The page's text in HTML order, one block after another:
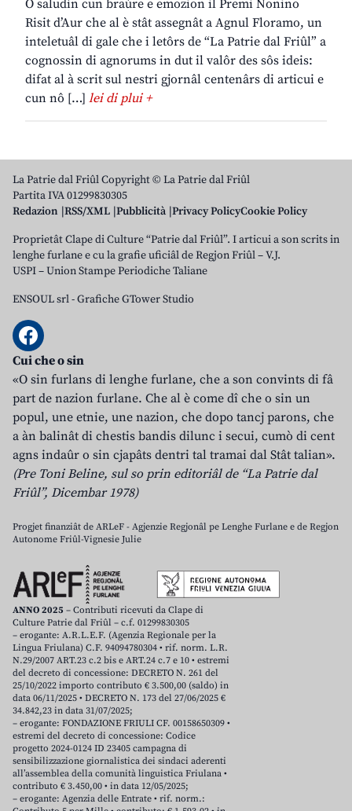
O saludìn cun braùre e emozion il Premi Nonino
Risit d’Aur che al è stât assegnât a Agnul Floramo, un
inteletuâl di gale che i letôrs de “La Patrie dal Friûl” a
cognossin di agnorums in dut il valôr des sôs ideis:
difat al à scrit sul nestri gjornâl centenârs di articui e
cun nô […] lei di plui +
La Patrie dal Friûl Copyright © La Patrie dal Friûl
Partita IVA 01299830305
Redazion RSS/XML Pubblicità Privacy PolicyCookie Policy
Proprietât Clape di Culture “Patrie dal Friûl”. I articui a son scrits in
lenghe furlane e cu la grafie uficiâl de Regjon Friûl – V.J.
USPI – Union Stampe Periodiche Taliane
ENSOUL srl-Grafiche GTower Studio
Cui che o sin
«O sin furlans di lenghe furlane, che a son convints di fâ
part de nazion furlane. Che al è come dî che o sin un
popul, une etnie, une nazion, che dopo tancj parons, che
a àn balinât di chestis bandis dilunc i secui, cumò di cent
agns indaûr o sin cjapâts dentri tal tramai dal Stât talian».
(Pre Toni Beline, sul so prin editoriâl de “La Patrie dal
Friûl”, Dicembar 1978)
Progjet finanziât de ARLeF - Agjenzie Regjonâl pe Lenghe Furlane e de Regjon
Autonome Friûl-Vignesie Julie
ANNO 2025 – Contributi ricevuti da Clape di
Culture Patrie dal Friûl – c.f. 01299830305
– erogante: A.R.L.E.F. (Agenzia Regionale per la
Lingua Friulana) C.F. 94094780304 • rif. norm. L.R.
N.29/2007 ART.23 c.2 bis e ART.24 c.7 e 10 • estremi
del decreto di concessione: DECRETO N. 261 del
25/10/2022 importo contributo € 3.500,00 (saldo) in
data 06/11/2025 • DECRETO N. 173 del 27/06/2025 €
34.842,23 in data 31/07/2025;
– erogante: FONDAZIONE FRIULI CF. 00158650309 •
estremi del decreto di concessione: Codice
progetto 2024-0124 ID 23405 campagna di
sensibilizzazione giornalistica dei sindaci aderenti
all’assemblea della comunità linguistica Friulana •
contributo € 3.450,00 • in data 12/05/2025;
– erogante: Agenzia delle Entrate • rif. norm.: